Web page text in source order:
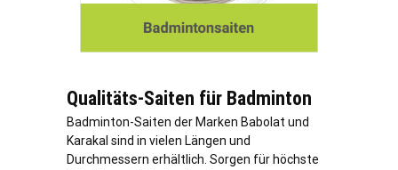
Qualitäts-Saiten für Badminton
Badminton-Saiten der Marken Babolat und
Karakal sind in vielen Längen und
Durchmessern erhältlich. Sorgen für höchste